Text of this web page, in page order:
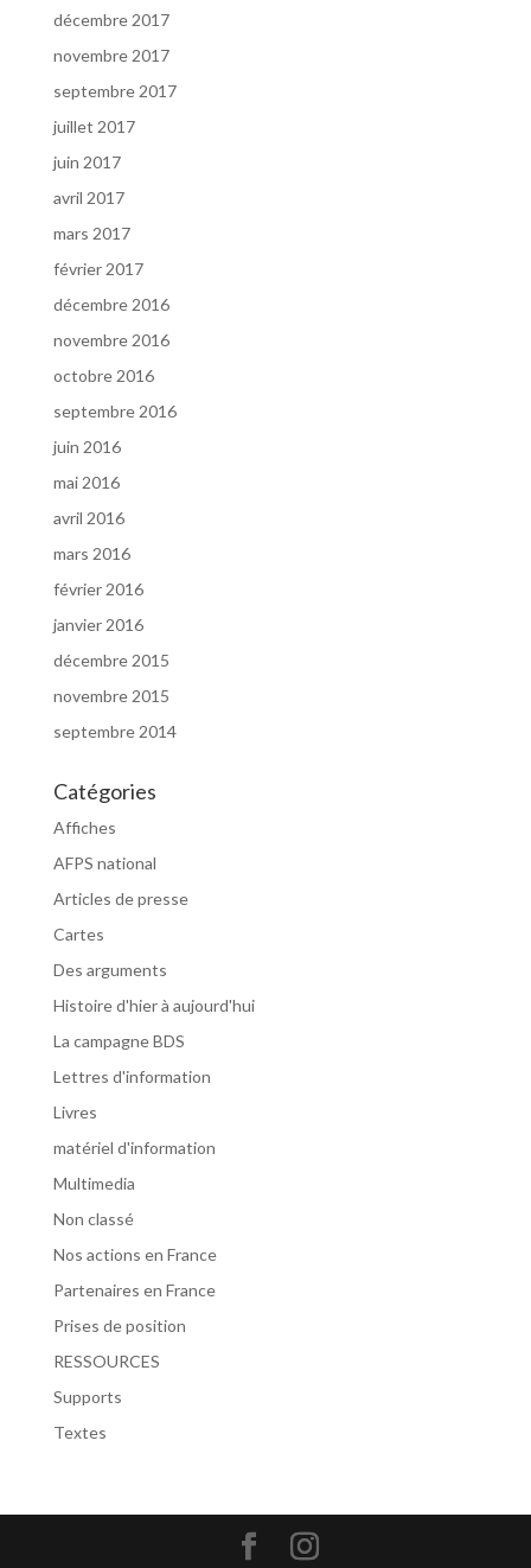
décembre 2017
novembre 2017
septembre 2017
juillet 2017
juin 2017
avril 2017
mars 2017
février 2017
décembre 2016
novembre 2016
octobre 2016
septembre 2016
juin 2016
mai 2016
avril 2016
mars 2016
février 2016
janvier 2016
décembre 2015
novembre 2015
septembre 2014
Catégories
Affiches
AFPS national
Articles de presse
Cartes
Des arguments
Histoire d'hier à aujourd'hui
La campagne BDS
Lettres d'information
Livres
matériel d'information
Multimedia
Non classé
Nos actions en France
Partenaires en France
Prises de position
RESSOURCES
Supports
Textes